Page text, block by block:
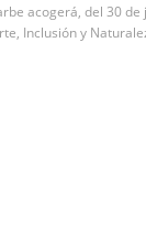
acogerá, del 30 de
Inclusión y